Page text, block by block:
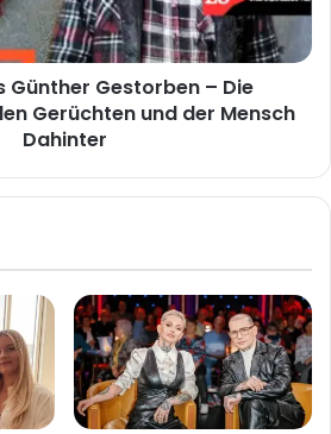
Günther Gestorben – Die
Gerüchten und der Mensch
Dahinter